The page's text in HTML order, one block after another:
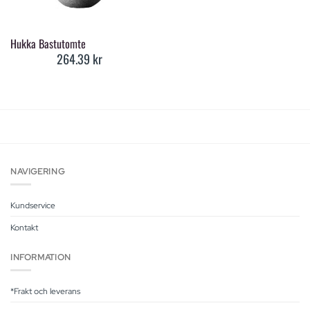
Hukka Bastutomte
264.39 kr
NAVIGERING
Kundservice
Kontakt
INFORMATION
*Frakt och leverans